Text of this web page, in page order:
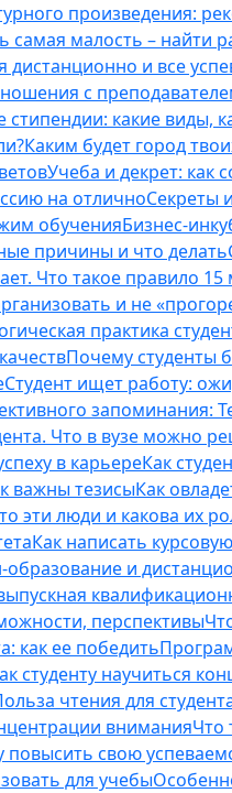
произведения:
самая малость – найти
дистанционно и все
с
стипендии: какие виды,
Каким будет город
Учеба и декрет: как
на отличноСекреты
обученияБизнес-
причины и что делать
Что такое правило 15
и не
практика
Почему студенты
Студент ищет работу:
запоминания:
Что в вузе можно
в карьереКак
важны тезисыКак
эти люди и какова их
Как написать
и
перспективы
как ее победить
студенту научиться
чтения для
вниманияЧто
повысить свою
для учебы